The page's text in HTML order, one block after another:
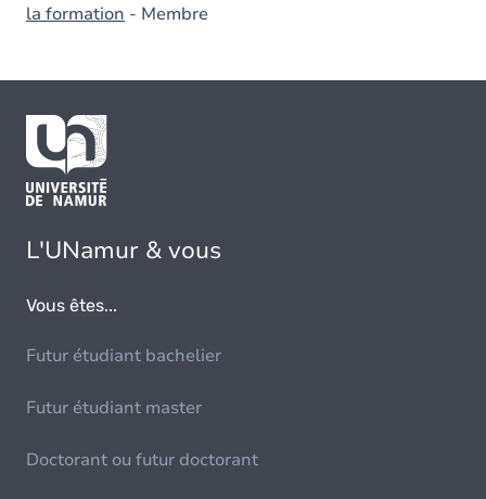
la formation - Membre
L'UNamur & vous
Vous êtes...
Futur étudiant bachelier
Futur étudiant master
Doctorant ou futur doctorant